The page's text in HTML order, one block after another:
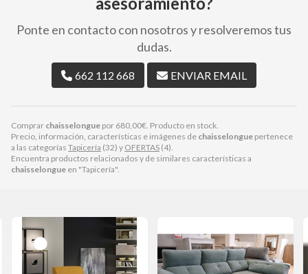
Comprar chaisselongue por 680,00€ . Producto en stock.
Precio, información, características e imágenes de chaisselongue pertenece
a las categorías Tapicería (32) y OFERTAS (4).
Encuentra productos relacionados y de similares características a
chaisselongue en "Tapicería".
Ponte en contacto con nosotros y resolveremos tus
dudas.
662 112 668 ENVIAR EMAIL